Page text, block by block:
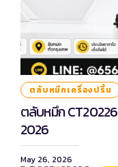
ตลับหมึกเครื่องปริ้น
ตลับหมึก
2026
May 26, 2026